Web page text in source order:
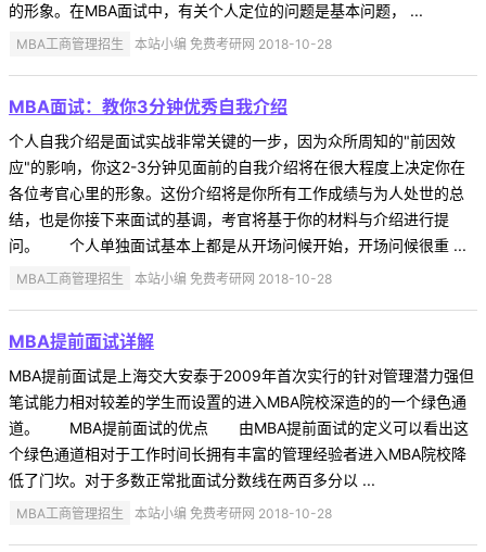
的形象。在MBA面试中，有关个人定位的问题是基本问题， ...
MBA工商管理招生 本站小编 免费考研网 2018-10-28
MBA面试：教你3分钟优秀自我介绍
个人自我介绍是面试实战非常关键的一步，因为众所周知的"前因效
应"的影响，你这2-3分钟见面前的自我介绍将在很大程度上决定你在
各位考官心里的形象。这份介绍将是你所有工作成绩与为人处世的总
结，也是你接下来面试的基调，考官将基于你的材料与介绍进行提
问。 个人单独面试基本上都是从开场问候开始，开场问候很重 ...
MBA工商管理招生 本站小编 免费考研网 2018-10-28
MBA提前面试详解
MBA提前面试是上海交大安泰于2009年首次实行的针对管理潜力强但
笔试能力相对较差的学生而设置的进入MBA院校深造的的一个绿色通
道。 MBA提前面试的优点 由MBA提前面试的定义可以看出这
个绿色通道相对于工作时间长拥有丰富的管理经验者进入MBA院校降
低了门坎。对于多数正常批面试分数线在两百多分以 ...
MBA工商管理招生 本站小编 免费考研网 2018-10-28